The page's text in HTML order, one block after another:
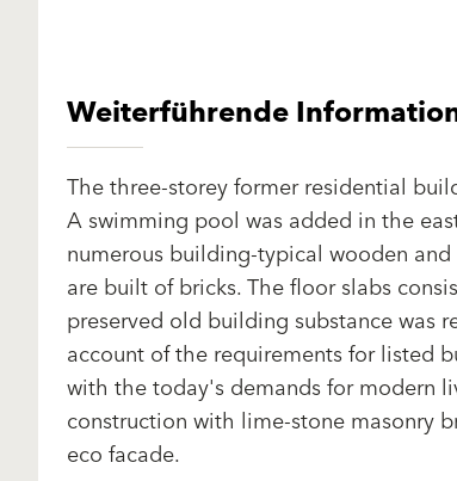
Weiterführende
The three-storey former residential
A swimming pool was added in the
numerous building-typical wooden
are built of bricks. The floor slabs
preserved old building substance was
account of the requirements for listed
with the today's demands for modern
construction with lime-stone masonry
eco facade.